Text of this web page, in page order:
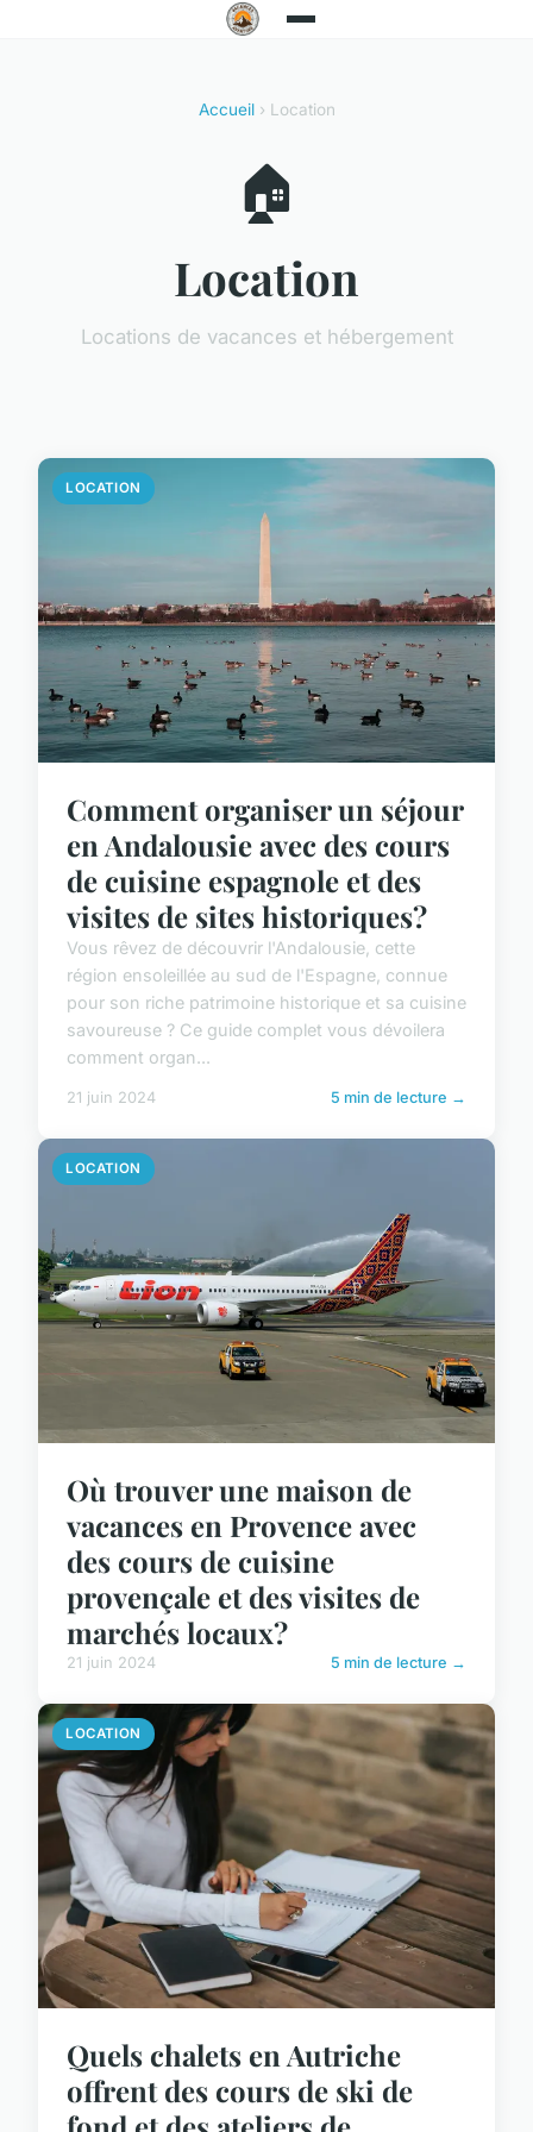
Accueil› Location
🏠
Location
Locations de vacances et hébergement
LOCATION
Comment organiser un séjour
en Andalousie avec des cours
de cuisine espagnole et des
visites de sites historiques?
Vous rêvez de découvrir l'Andalousie, cette
région ensoleillée au sud de l'Espagne, connue
pour son riche patrimoine historique et sa cuisine
savoureuse ? Ce guide complet vous dévoilera
comment organ...
21 juin 2024 5 min de lecture →
LOCATION
Où trouver une maison de
vacances en Provence avec
des cours de cuisine
provençale et des visites de
marchés locaux?
21 juin 2024 5 min de lecture →
LOCATION
Quels chalets en Autriche
offrent des cours de ski de